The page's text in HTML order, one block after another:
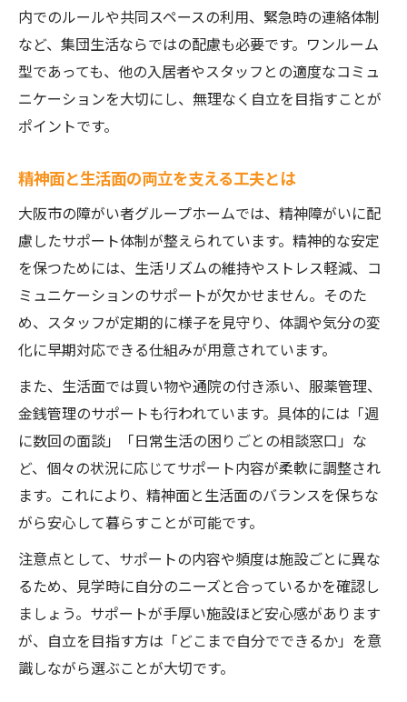
内でのルールや共同スペースの利用、緊急時の連絡体制
など、集団生活ならではの配慮も必要です。ワンルーム
型であっても、他の入居者やスタッフとの適度なコミュ
ニケーションを大切にし、無理なく自立を目指すことが
ポイントです。
精神面と生活面の両立を支える工夫とは
大阪市の障がい者グループホームでは、精神障がいに配
慮したサポート体制が整えられています。精神的な安定
を保つためには、生活リズムの維持やストレス軽減、コ
ミュニケーションのサポートが欠かせません。そのた
め、スタッフが定期的に様子を見守り、体調や気分の変
化に早期対応できる仕組みが用意されています。
また、生活面では買い物や通院の付き添い、服薬管理、
金銭管理のサポートも行われています。具体的には「週
に数回の面談」「日常生活の困りごとの相談窓口」な
ど、個々の状況に応じてサポート内容が柔軟に調整され
ます。これにより、精神面と生活面のバランスを保ちな
がら安心して暮らすことが可能です。
注意点として、サポートの内容や頻度は施設ごとに異な
るため、見学時に自分のニーズと合っているかを確認し
ましょう。サポートが手厚い施設ほど安心感があります
が、自立を目指す方は「どこまで自分でできるか」を意
識しながら選ぶことが大切です。